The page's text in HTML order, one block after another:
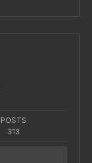
POSTS
313